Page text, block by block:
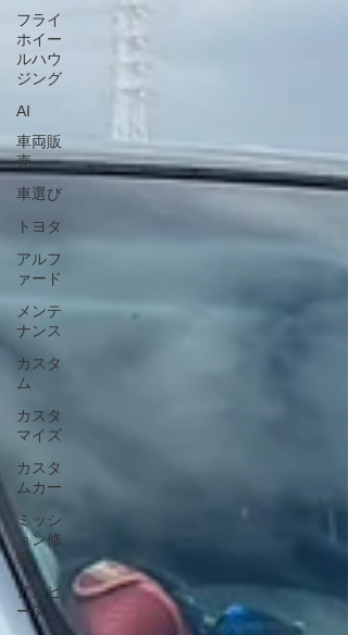
フライ
ホイー
ルハウ
ジング
AI
車両販
売
車選び
トヨタ
アルフ
ァード
メンテ
ナンス
カスタ
ム
カスタ
マイズ
カスタ
ムカー
ミッシ
ョン修
理
アルピ
ーヌ
談はこれまで通りお気軽にお問い合わせください🚗✨
これからも、お客様に安心してお任せいただけるシ
ップを目指し、一台一台丁寧に作業を進めてまいり
す。 今後ともリトルガレージをよろしくお願いいた